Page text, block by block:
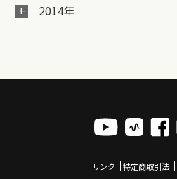
2014年
リンク 特定商取引法